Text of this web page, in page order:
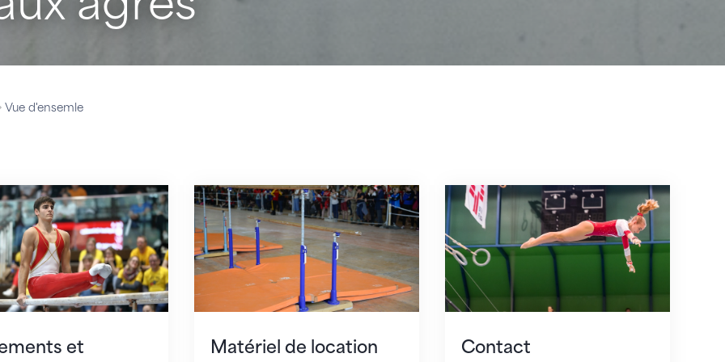
Vue d'ensemle
et
et directives
Matériel de location
Matériel de location
Contact
Contact